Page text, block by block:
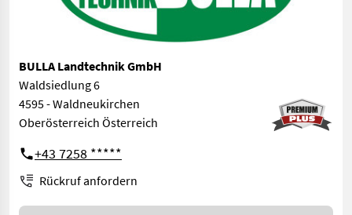
BULLA Landtechnik GmbH
Waldsiedlung 6
4595 - Waldneukirchen
Oberösterreich Österreich
+43 7258 *****
Rückruf anfordern